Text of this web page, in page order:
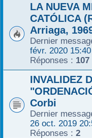
LA NUEVA
CATÓLICA
Arriaga,
Dernier
févr. 2020 15:40
Réponses : 107
INVALIDEZ
Corbi
Dernier
26 oct. 2019
Réponses : 2